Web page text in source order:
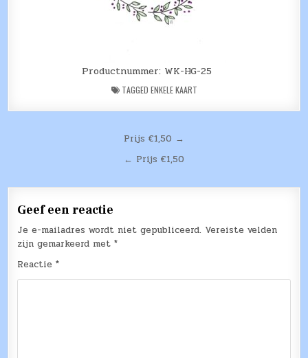
Productnummer: WK-HG-25
TAGGED ENKELE KAART
Prijs €1,50 →
← Prijs €1,50
Geef een reactie
Je e-mailadres wordt niet gepubliceerd. Vereiste velden
zijn gemarkeerd met*
Reactie*